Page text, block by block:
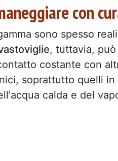
con
sono spesso
, tuttavia,
costante con
soprattutto quelli
calda e del